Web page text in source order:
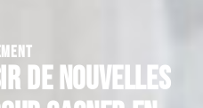
de nouvelles